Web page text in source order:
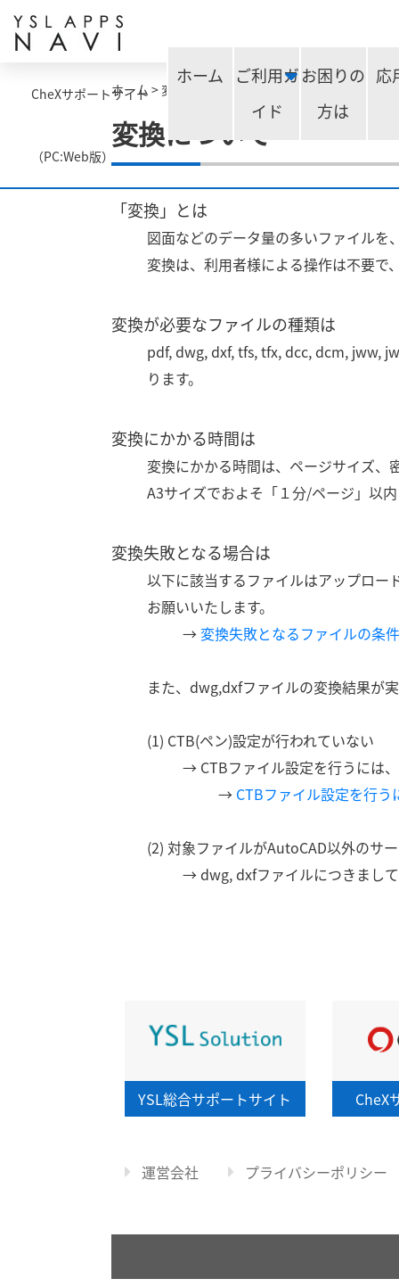
CheXサポートサイト
（PC:Web版）
ホーム
ご利用ガ
イド
お困りの
方は
応
ホーム > 変換について
変換について
「変換」とは
図面などのデータ量の多いファイルを
変換は、利用者様による操作は不要で
変換が必要なファイルの種類は
pdf, dwg, dxf, tfs, tfx, dcc, dcm, jww,
ります。
変換にかかる時間は
変換にかかる時間は、ページサイズ、
A3サイズでおよそ「１分/ページ」以
変換失敗となる場合は
以下に該当するファイルはアップロー
お願いいたします。
→ 変換失敗となるファイルの条
また、dwg,dxfファイルの変換結果が
(1) CTB(ペン)設定が行われていない
→ CTBファイル設定を行うには
→ CTBファイル設定を行う
(2) 対象ファイルがAutoCAD以外のサ
→ dwg, dxfファイルにつきまし
YSL総合サポートサイト CheX
運営会社 プライバシーポリシー